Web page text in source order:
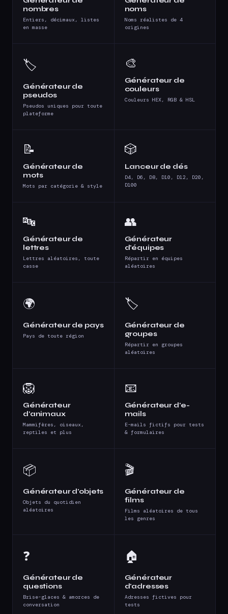
nombres
Entiers, décimaux, listes
en masse
noms
Noms réalistes de 4
origines
🏷️
Générateur de
pseudos
Pseudos uniques pour toute
plateforme
🎨
Générateur de
couleurs
Couleurs HEX, RGB & HSL
📝
Générateur de
mots
Mots par catégorie & style
🎲
Lanceur de dés
D4, D6, D8, D10, D12, D20,
D100
🔤
Générateur de
lettres
Lettres aléatoires, toute
casse
👥
Générateur
d'équipes
Répartir en équipes
aléatoires
🌍
Générateur de pays
Pays de toute région
🏷️
Générateur de
groupes
Répartir en groupes
aléatoires
🦁
Générateur
d'animaux
Mammifères, oiseaux,
reptiles et plus
📧
Générateur d'e-
mails
E-mails fictifs pour tests
& formulaires
📦
Générateur d'objets
Objets du quotidien
aléatoires
🎬
Générateur de
films
Films aléatoires de tous
les genres
❓
Générateur de
questions
Brise-glaces & amorces de
conversation
🏠
Générateur
d'adresses
Adresses fictives pour
tests